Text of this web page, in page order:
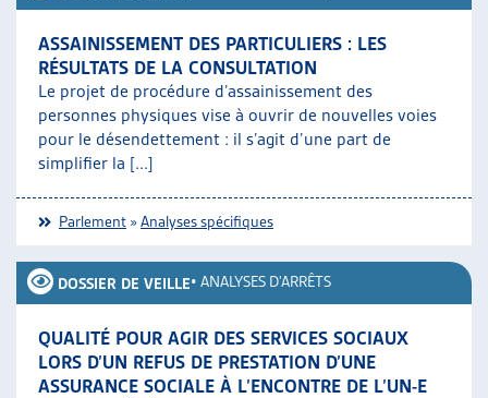
ASSAINISSEMENT DES PARTICULIERS : LES
RÉSULTATS DE LA CONSULTATION
Le projet de procédure d’assainissement des
personnes physiques vise à ouvrir de nouvelles voies
pour le désendettement : il s’agit d’une part de
simplifier la [...]
Parlement »Analyses spécifiques
DOSSIER DE VEILLE• ANALYSES D'ARRÊTS
QUALITÉ POUR AGIR DES SERVICES SOCIAUX
LORS D’UN REFUS DE PRESTATION D’UNE
ASSURANCE SOCIALE À L’ENCONTRE DE L’UN-E